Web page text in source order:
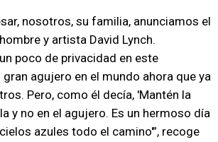
nosotros, su familia, anunciamos el
y artista David Lynch.
poco de privacidad en este
agujero en el mundo ahora que ya
Pero, como él decía, 'Mantén la
y no en el agujero. Es un hermoso día
azules todo el camino'”, recoge